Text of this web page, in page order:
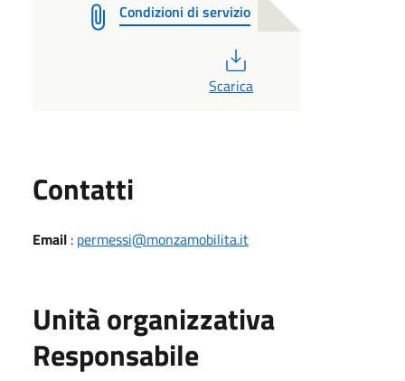
Condizioni di servizio
Scarica
Contatti
Email : permessi@monzamobilita.it
Unità organizzativa
Responsabile